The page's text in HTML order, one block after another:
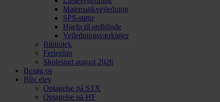
Matematikvejledning
SPS-støtte
Hjælp til ordblinde
Vejledningsværktøjer
Bibliotek
Ferieplan
Skolestart august 2026
Besøg os
Bliv elev
Optagelse på STX
Optagelse på HF